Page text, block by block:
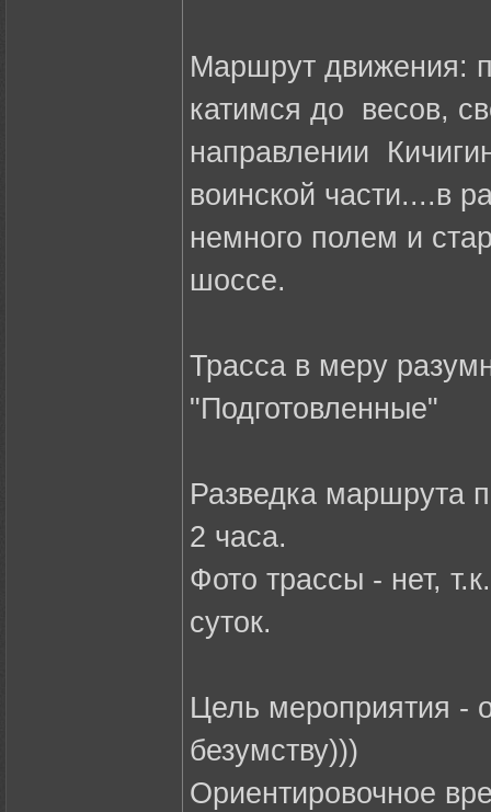
Маршрут движения:
катимся до весов,
направлении
воинской части....в
немного полем и
шоссе.
Трасса в меру
"Подготовленные"
Разведка маршрута
2 часа.
Фото трассы - нет,
суток.
Цель мероприятия -
безумству)))
Ориентировочное